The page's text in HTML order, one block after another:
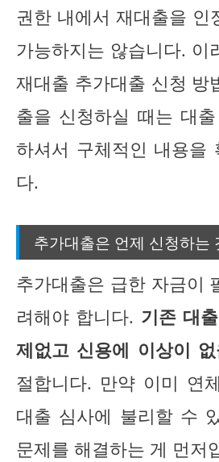
권한 내에서 재대출을 인
가능하지는 않습니다. 이
재대출 추가대출 신청 방
출을 신청하실 때는 대
하셔서 구체적인 내용을
다.
추가대출은 언제 신청하는
추가대출은 급한 자금이
려해야 합니다. 기존 대
제없고 신용에 이상이
절합니다. 만약 이미 연
대출 심사에 불리할 수
문제를 해결하는 게 먼저